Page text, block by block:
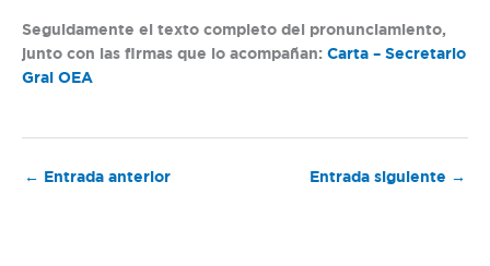
Seguidamente el texto completo del pronunciamiento,
junto con las firmas que lo acompañan: Carta – Secretario
Gral OEA
← Entrada anterior Entrada siguiente →